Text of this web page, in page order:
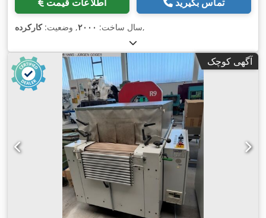
سال ساخت: ۲۰۰۰, وضعیت:کارکرده ,
آگهی کوچک